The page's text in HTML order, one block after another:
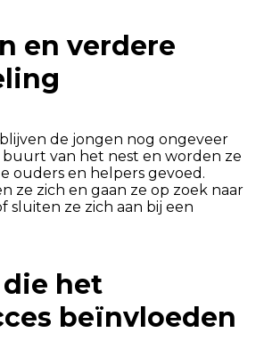
en verdere
de jongen nog ongeveer
van het nest en worden ze
ouders en helpers gevoed.
ze zich en gaan ze op zoek naar
sluiten ze zich aan bij een
het
beïnvloeden